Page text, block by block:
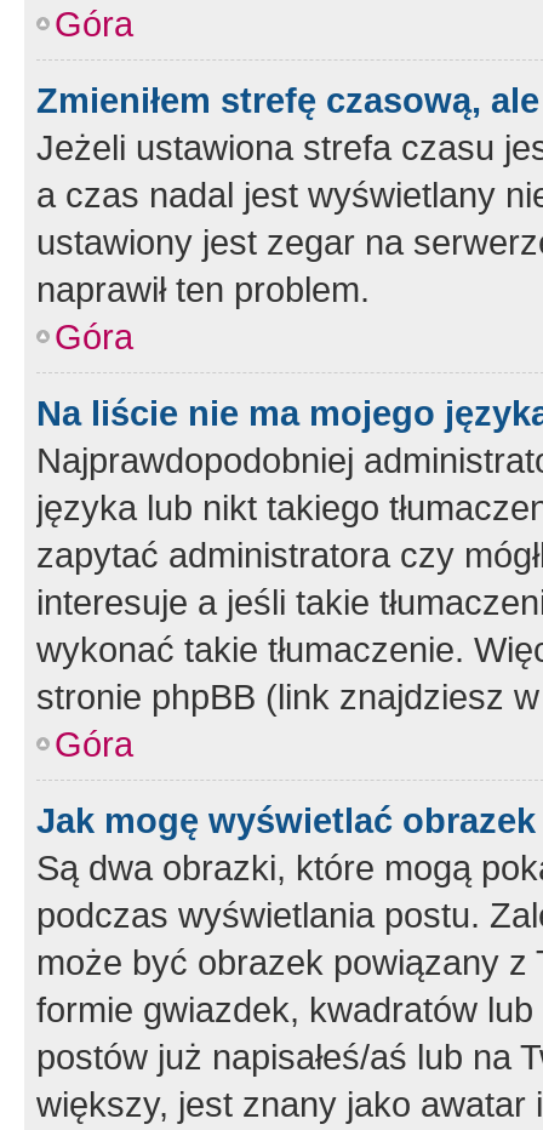
Góra
Zmieniłem strefę czasową,
Jeżeli ustawiona strefa czasu
a czas nadal jest wyświetlany
ustawiony jest zegar na
naprawił ten problem.
Góra
Na liście nie ma mojego
Najprawdopodobniej
języka lub nikt takiego
zapytać administratora czy
interesuje a jeśli takie
wykonać takie tłumaczenie.
stronie phpBB (link znajdziesz
Góra
Jak mogę wyświetlać
Są dwa obrazki, które mogą
podczas wyświetlania postu.
może być obrazek powiązany z
formie gwiazdek, kwadratów
postów już napisałeś/aś lub na
większy, jest znany jako